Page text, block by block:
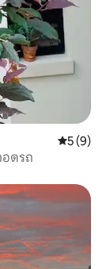
คะแนนเฉ
5 (9)
อดรถ